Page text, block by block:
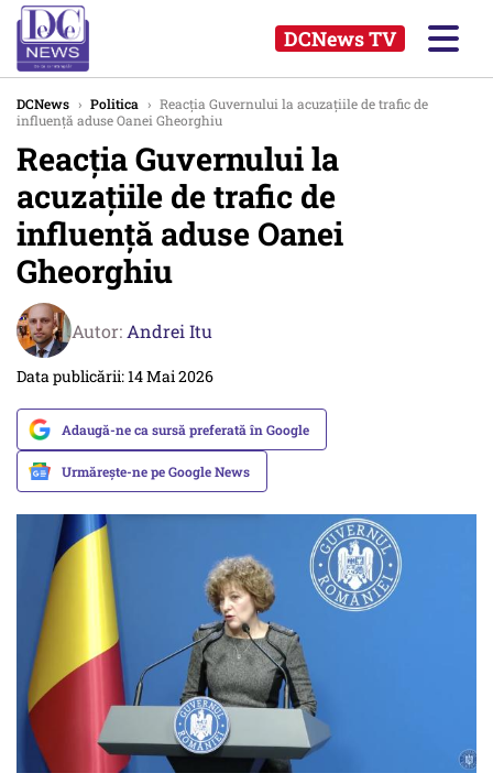
DCNews TV
DCNews › Politica › Reacția Guvernului la acuzațiile de trafic de
influență aduse Oanei Gheorghiu
Reacția Guvernului la
acuzațiile de trafic de
influență aduse Oanei
Gheorghiu
Autor: Andrei Itu
Data publicării: 14 Mai 2026
Adaugă-ne ca sursă preferată în Google
Urmărește-ne pe Google News